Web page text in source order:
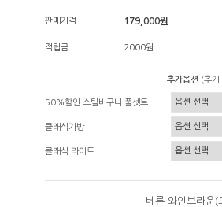
판매가격 179,000원
적립금 2000원
추가옵션 (추가
50%할인 스틸바구니 풀셋트
클래식가방
클래식 라이트
베른 와인브라운(